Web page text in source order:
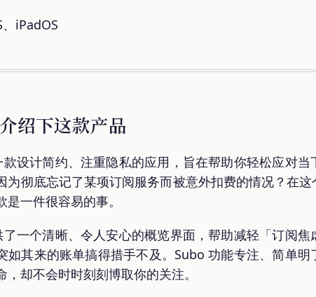
iPadOS
绍下这款产品
款设计简约、注重隐私的应用，旨在帮助你轻松应对
为彻底忘记了某项订阅服务而被意外扣费的情况？在
是一件很容易的事。
了一个清晰、令人安心的概览界面，帮助减轻「订阅
如其来的账单搞得措手不及。Subo 功能专注、简单
，却不会时时刻刻博取你的关注。